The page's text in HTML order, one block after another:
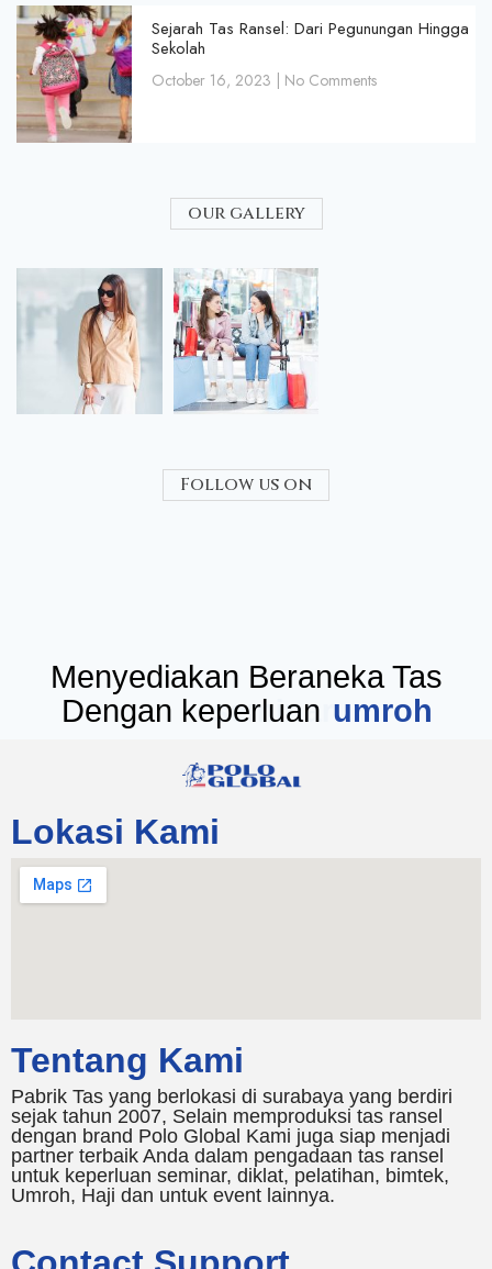
Sejarah Tas Ransel: Dari Pegunungan Hingga
Sekolah
October 16, 2023 No Comments
our gallery
Follow us on
Menyediakan Beraneka Tas
Dengan keperluan
seminar
Lokasi Kami
Tentang Kami
Pabrik Tas yang berlokasi di surabaya yang berdiri
sejak tahun 2007, Selain memproduksi tas ransel
dengan brand Polo Global Kami juga siap menjadi
partner terbaik Anda dalam pengadaan tas ransel
untuk keperluan seminar, diklat, pelatihan, bimtek,
Umroh, Haji dan untuk event lainnya.